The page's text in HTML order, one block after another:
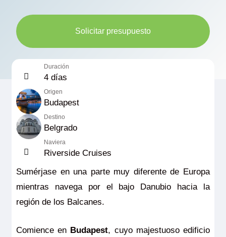
Solicitar presupuesto
Duración
4 días
Origen
Budapest
Destino
Belgrado
Naviera
Riverside Cruises
Sumérjase en una parte muy diferente de Europa
mientras navega por el bajo Danubio hacia la
región de los Balcanes.
Comience en Budapest, cuyo majestuoso edificio